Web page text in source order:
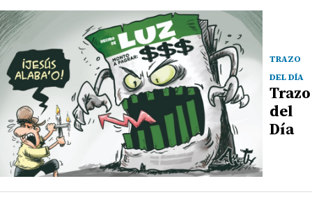
TRAZO
DEL DÍA
Trazo
del
Día